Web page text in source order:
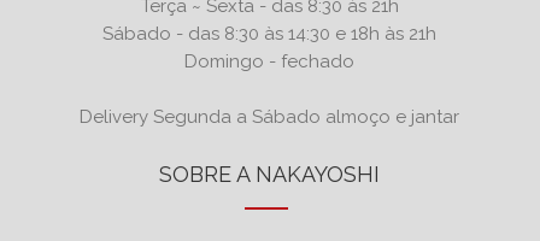
Terça ~ Sexta - das 8:30 às 21h
Sábado - das 8:30 às 14:30 e 18h às 21h
Domingo - fechado
Delivery Segunda a Sábado almoço e jantar
SOBRE A NAKAYOSHI